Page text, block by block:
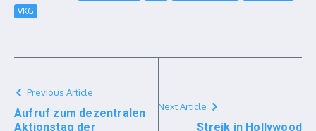
VKG
Previous Article
Aufruf zum dezentralen
Aktionstag der
Next Article
Streik in Hollywood